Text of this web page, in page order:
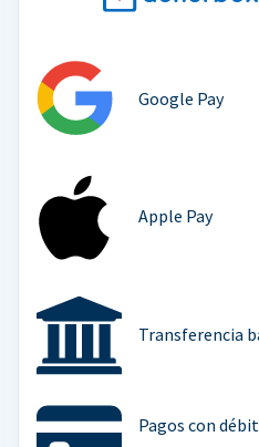
Google Pay
Apple Pay
Transferencia
Pagos con